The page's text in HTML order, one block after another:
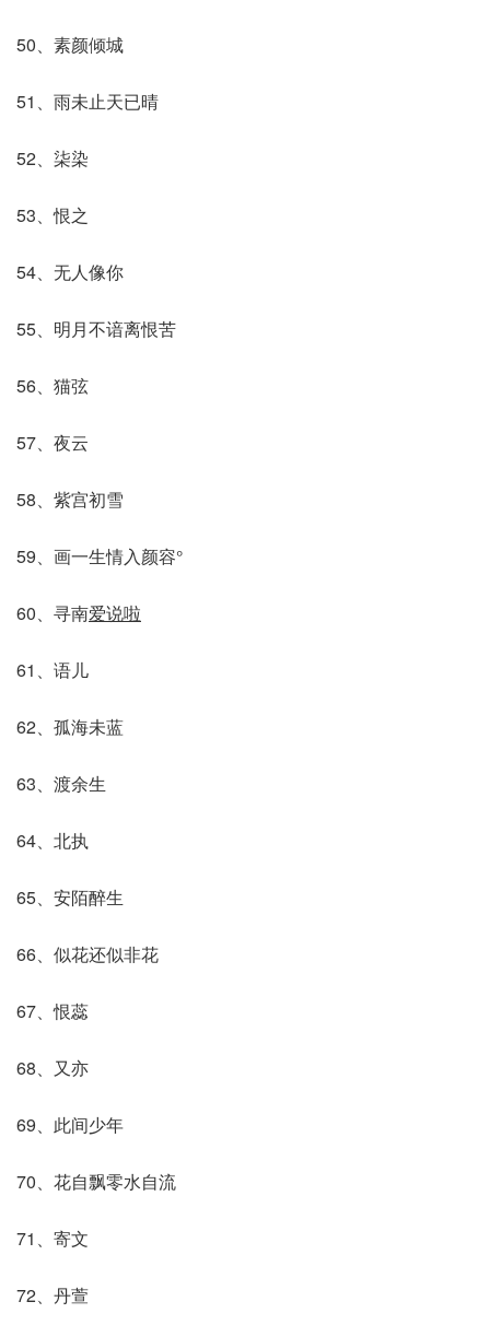
50、素颜倾城
51、雨未止天已晴
52、柒染
53、恨之
54、无人像你
55、明月不谙离恨苦
56、猫弦
57、夜云
58、紫宫初雪
59、画一生情入颜容°
60、寻南爱说啦
61、语儿
62、孤海未蓝
63、渡余生
64、北执
65、安陌醉生
66、似花还似非花
67、恨蕊
68、又亦
69、此间少年
70、花自飘零水自流
71、寄文
72、丹萱